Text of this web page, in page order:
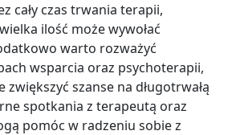
cały czas trwania terapii,
ilość może wywołać
warto rozważyć
wsparcia oraz psychoterapii,
szanse na długotrwałą
spotkania z terapeutą oraz
pomóc w radzeniu sobie z